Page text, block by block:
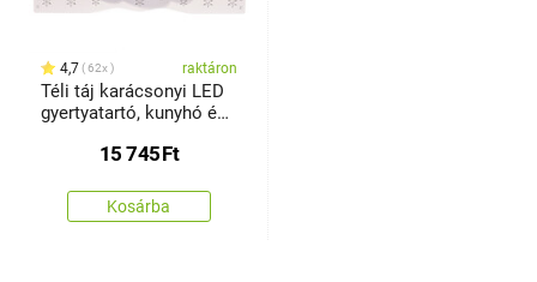
4,7 62x raktáron
Téli táj karácsonyi LED
gyertyatartó, kunyhó és
15 745Ft
Kosárba